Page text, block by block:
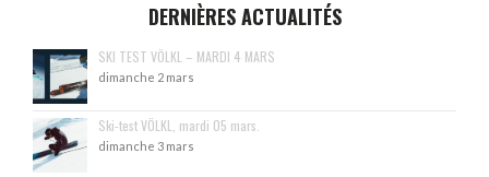
DERNIÈRES ACTUALITÉS
SKI TEST VÖLKL – MARDI 4 MARS
dimanche 2 mars
Ski-test VÖLKL, mardi 05 mars.
dimanche 3 mars